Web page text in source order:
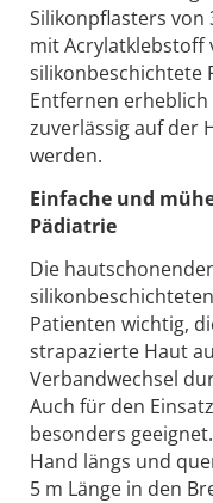
Silikonpflasters von
mit Acrylatklebstoff
silikonbeschichtete
Entfernen
zuverlässig auf der
werden.
Einfache und
Pädiatrie
Die
Patienten wichtig,
strapazierte Haut
Verbandwechsel
Auch für den
besonders
Hand längs und
5 m Länge in den